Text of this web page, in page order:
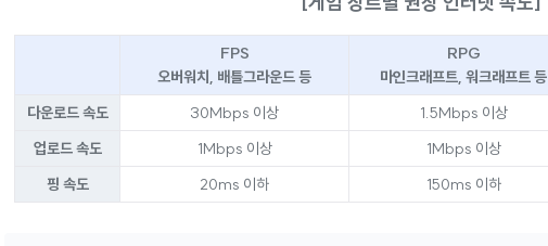
FPS
오버워치, 배틀그라운드 등
RPG
마인크래프트, 워크래프트 등
다운로드 속도
30Mbps 이상 1.5Mbps 이상
업로드 속도
1Mbps 이상 1Mbps 이상
핑 속도
20ms 이하 150ms 이하